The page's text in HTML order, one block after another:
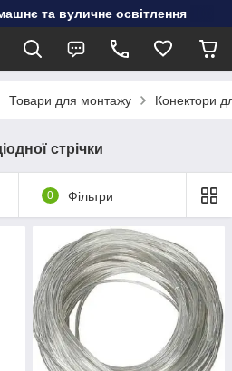
та вуличне освітлення
Товари для монтажу Конектори
стрічки
0 Фільтри